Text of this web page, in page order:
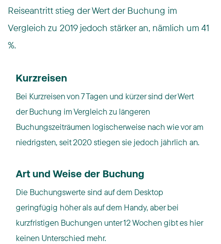
Reiseantritt stieg der Wert der Buchung im
Vergleich zu 2019 jedoch stärker an, nämlich um 41
%.
Kurzreisen
Bei Kurzreisen von 7 Tagen und kürzer sind der Wert
der Buchung im Vergleich zu längeren
Buchungszeiträumen logischerweise nach wie vor am
niedrigsten, seit 2020 stiegen sie jedoch jährlich an.
Art und Weise der Buchung
Die Buchungswerte sind auf dem Desktop
geringfügig höher als auf dem Handy, aber bei
kurzfristigen Buchungen unter 12 Wochen gibt es hier
keinen Unterschied mehr.